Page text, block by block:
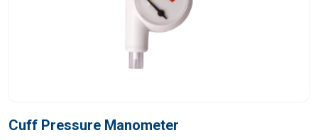
Cuff Pressure Manometer